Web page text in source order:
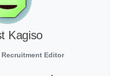
Kagiso
Editor